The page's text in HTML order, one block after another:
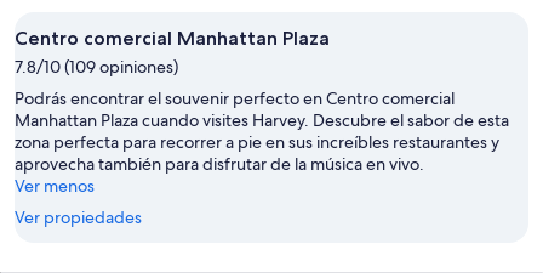
Centro comercial Manhattan Plaza
7.8/10 (109 opiniones)
Podrás encontrar el souvenir perfecto en Centro comercial
Manhattan Plaza cuando visites Harvey. Descubre el sabor de esta
zona perfecta para recorrer a pie en sus increíbles restaurantes y
aprovecha también para disfrutar de la música en vivo.
Ver menos
Ver propiedades